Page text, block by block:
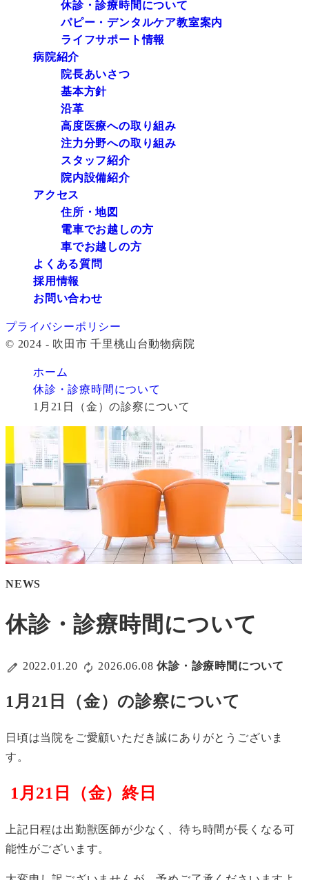
休診・診療時間について
パピー・デンタルケア教室案内
ライフサポート情報
病院紹介
院長あいさつ
基本方針
沿革
高度医療への取り組み
注力分野への取り組み
スタッフ紹介
院内設備紹介
アクセス
住所・地図
電車でお越しの方
車でお越しの方
よくある質問
採用情報
お問い合わせ
プライバシーポリシー
© 2024 - 吹田市 千里桃山台動物病院
ホーム
休診・診療時間について
1月21日（金）の診察について
NEWS
休診・診療時間について
2022.01.20 2026.06.08休診・診療時間について
1月21日（金）の診察について
日頃は当院をご愛顧いただき誠にありがとうございま
す。
1月21日（金）終日
上記日程は出勤獣医師が少なく、待ち時間が長くなる可
能性がございます。